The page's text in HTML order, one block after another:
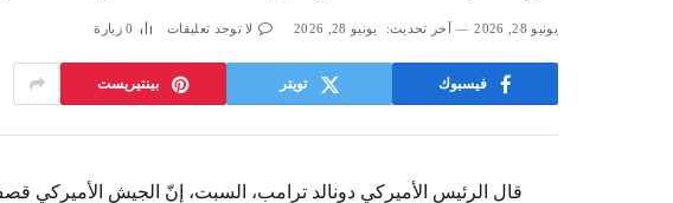
يونيو 28, 2026 آخر تحديث: يونيو 28, 2026 لا توجد تعليقات 0 زيارة
فيسبوك تويتر بينتيريست
قال الرئيس الأميركي دونالد ترامب، السبت، إنّ الجيش الأميركي